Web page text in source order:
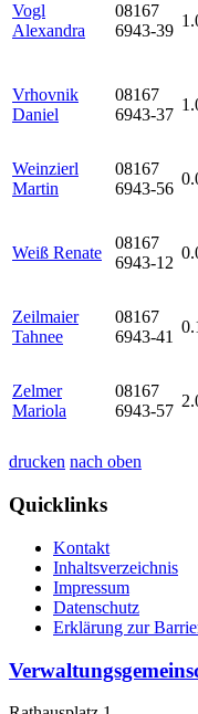
Vogl
Alexandra
08167
6943-39
Vrhovnik
Daniel
08167
6943-37
Weinzierl
Martin
08167
6943-56
Weiß Renate
08167
6943-12
Zeilmaier
Tahnee
08167
6943-41
Zelmer
Mariola
08167
6943-57
drucken nach oben
Quicklinks
Kontakt
Inhaltsverzeichnis
Impressum
Datenschutz
Erklärung zur